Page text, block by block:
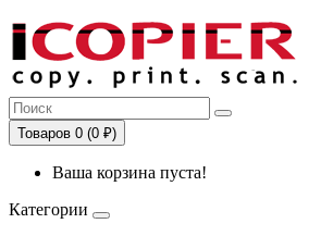
Товаров 0 (0 ₽)
Ваша корзина пуста!
Категории